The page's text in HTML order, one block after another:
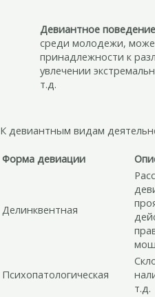
Девиантное поведение
среди молодежи,
принадлежности к
увлечении
т.д.
К девиантным видам
Форма девиации
Делинквентная
Психопатологическая
т.д.